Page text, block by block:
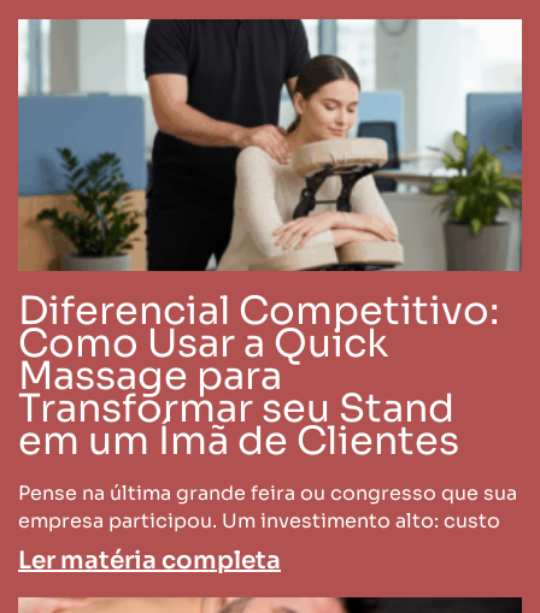
Diferencial Competitivo:
Como Usar a Quick
Massage para
Transformar seu Stand
em um Ímã de Clientes
Pense na última grande feira ou congresso que sua
empresa participou. Um investimento alto: custo
Ler matéria completa